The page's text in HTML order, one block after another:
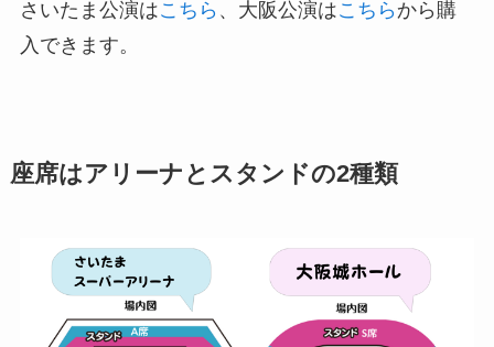
さいたま公演はこちら 、大阪公演はこちら から購
入できます。
座席はアリーナとスタンドの2種類